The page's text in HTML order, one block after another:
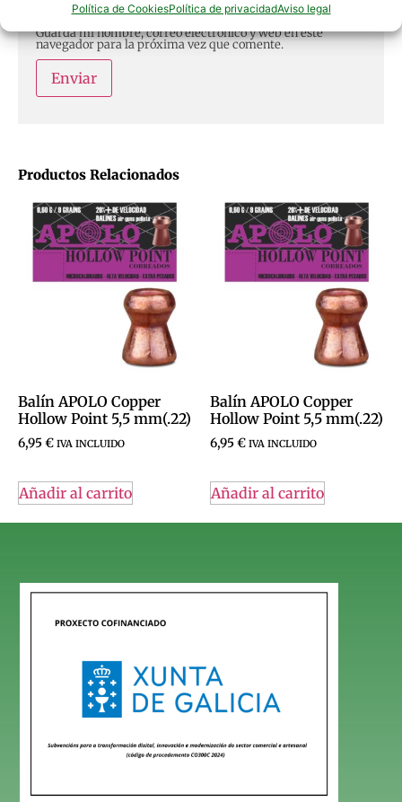
Política de CookiesPolítica de privacidadAviso legal
Productos Relacionados
Balín APOLO Copper
Hollow Point 5,5 mm(.22)
6,95€ IVA INCLUIDO
Añadir al carrito
Balín APOLO Copper
Hollow Point 5,5 mm(.22)
6,95€ IVA INCLUIDO
Añadir al carrito
Guarda mi nombre, correo electrónico y web en este
navegador para la próxima vez que comente.